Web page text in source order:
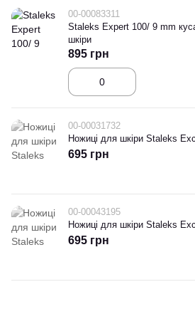
00-00083311
Staleks Expert 100/ 9 mm
шкіри
895 грн
00-00031732
Ножиці для шкіри Staleks
695 грн
00-00043195
Ножиці для шкіри Staleks
695 грн